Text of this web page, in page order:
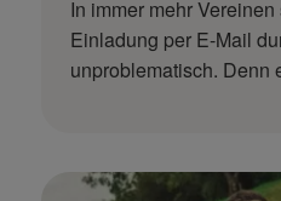
In immer mehr
Einladung per E-Mail
unproblematisch.